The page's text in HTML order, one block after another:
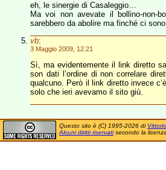
eh, le sinergie di Casaleggio…
Ma voi non avevate il bollino-non-
sarebbero da abolire ma finché ci
vb:
3 Maggio 2009, 12:21
Sì, ma evidentemente il link diretto
son dati l’ordine di non correlare
qualcuno. Però il link diretto invece
solo che ieri avevamo il sito giù.
Questo sito è (C) 1995-2026 di
Alcuni diritti riservatisecondo la